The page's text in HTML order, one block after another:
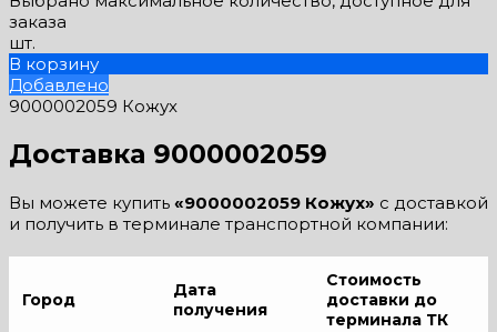
заказа
шт.
В корзину
Добавлено
9000002059 Кожух
Доставка 9000002059
Вы можете купить «9000002059 Кожух» с доставкой
и получить в терминале транспортной компании:
Город
Дата
получения
Стоимость
доставки до
терминала ТК